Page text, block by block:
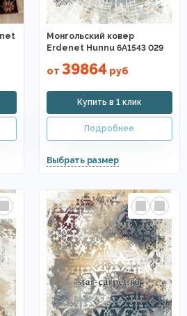
Монгольский ковер
Erdenet Hunnu 6A1543 029
от 39864руб